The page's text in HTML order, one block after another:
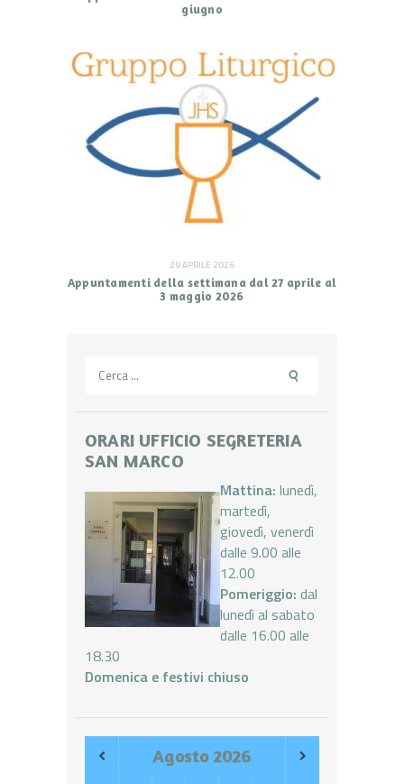
giugno
29 APRILE 2026
Appuntamenti della settimana dal 27 aprile al
3 maggio 2026
per:
ORARI UFFICIO SEGRETERIA
SAN MARCO
Mattina: lunedì,
martedì,
giovedì, venerdì
dalle 9.00 alle
12.00
Pomeriggio: dal
lunedì al sabato
dalle 16.00 alle
18.30
Domenica e festivi chiuso
Agosto 2026